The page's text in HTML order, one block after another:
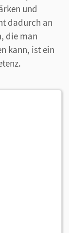
und
dadurch an
die man
kann, ist ein